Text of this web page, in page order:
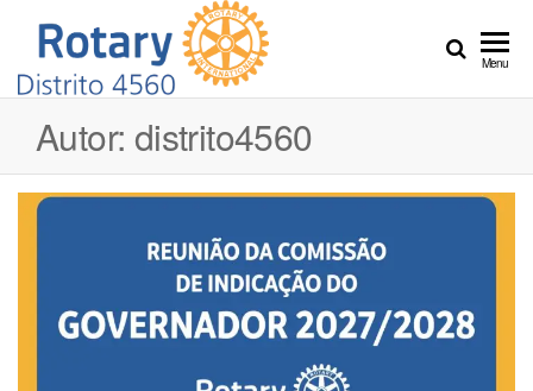
4560
Esperança
Menu
Autor: distrito4560